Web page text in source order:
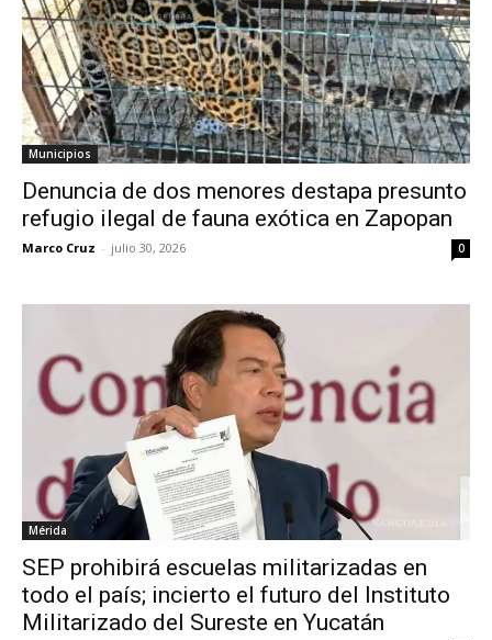
Municipios
Denuncia de dos menores destapa presunto
refugio ilegal de fauna exótica en Zapopan
Marco Cruz - julio 30, 2026 0
Mérida
SEP prohibirá escuelas militarizadas en
todo el país; incierto el futuro del Instituto
Militarizado del Sureste en Yucatán